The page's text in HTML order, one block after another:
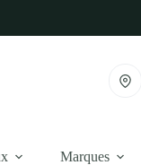
Marques